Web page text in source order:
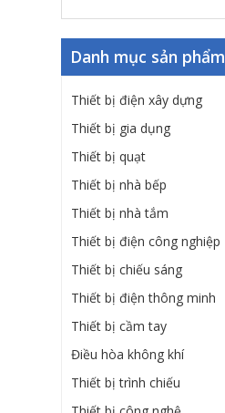
Danh mục sản phẩm
Thiết bị điện xây dựng
Thiết bị gia dụng
Thiết bị quạt
Thiết bị nhà bếp
Thiết bị nhà tắm
Thiết bị điện công nghiệp
Thiết bị chiếu sáng
Thiết bị điện thông minh
Thiết bị cầm tay
Điều hòa không khí
Thiết bị trình chiếu